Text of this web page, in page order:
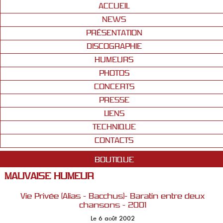
ACCUEIL
NEWS
PRÉSENTATION
DISCOGRAPHIE
HUMEURS
PHOTOS
CONCERTS
PRESSE
LIENS
TECHNIQUE
CONTACTS
BOUTIQUE
MAUVAISE HUMEUR
Vie Privée (Alias - Bacchus)- Baratin entre deux
chansons - 2001
Le 6 août 2002